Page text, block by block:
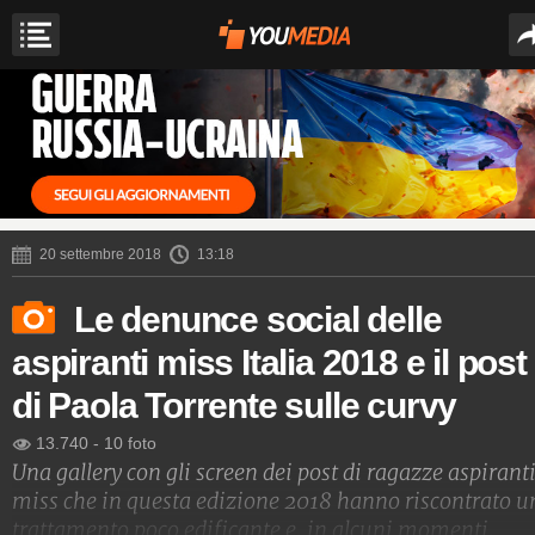
20 settembre 2018 13:18
Le denunce social delle
aspiranti miss Italia 2018 e il post
di Paola Torrente sulle curvy
13.740 - 10 foto
Una gallery con gli screen dei post di ragazze aspiranti
miss che in questa edizione 2018 hanno riscontrato
trattamento poco edificante e, in alcuni momenti,